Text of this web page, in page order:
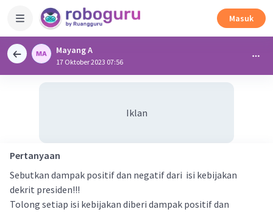
Masuk
Mayang A
17 Oktober 2023 07:56
Iklan
Pertanyaan
Sebutkan dampak positif dan negatif dari isi kebijakan
dekrit presiden!!!
Tolong setiap isi kebijakan diberi dampak positif dan